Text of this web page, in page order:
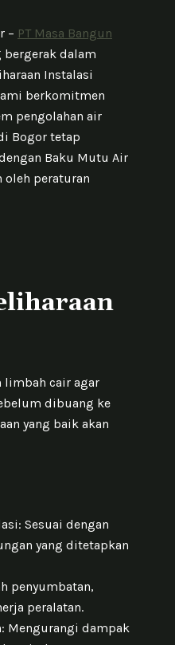
– PT Masa Bangun
bergerak dalam
Instalasi
berkomitmen
pengolahan air
Bogor tetap
Baku Mutu Air
oleh peraturan
limbah cair agar
dibuang ke
yang baik akan
Sesuai dengan
yang ditetapkan
penyumbatan,
peralatan.
Mengurangi dampak